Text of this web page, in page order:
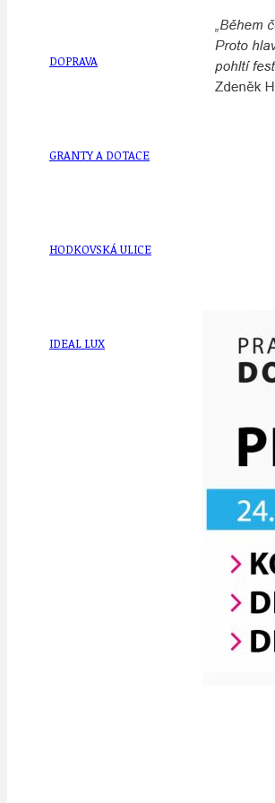
DOPRAVA
GRANTY A DOTACE
HODKOVSKÁ ULICE
IDEAL LUX